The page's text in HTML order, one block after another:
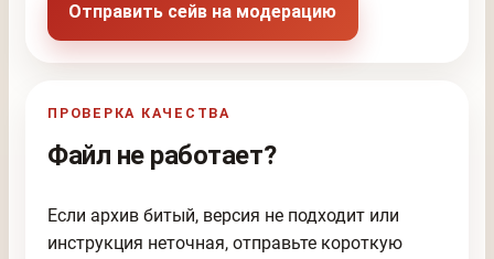
Отправить сейв на модерацию
ПРОВЕРКА КАЧЕСТВА
Файл не работает?
Если архив битый, версия не подходит или
инструкция неточная, отправьте короткую